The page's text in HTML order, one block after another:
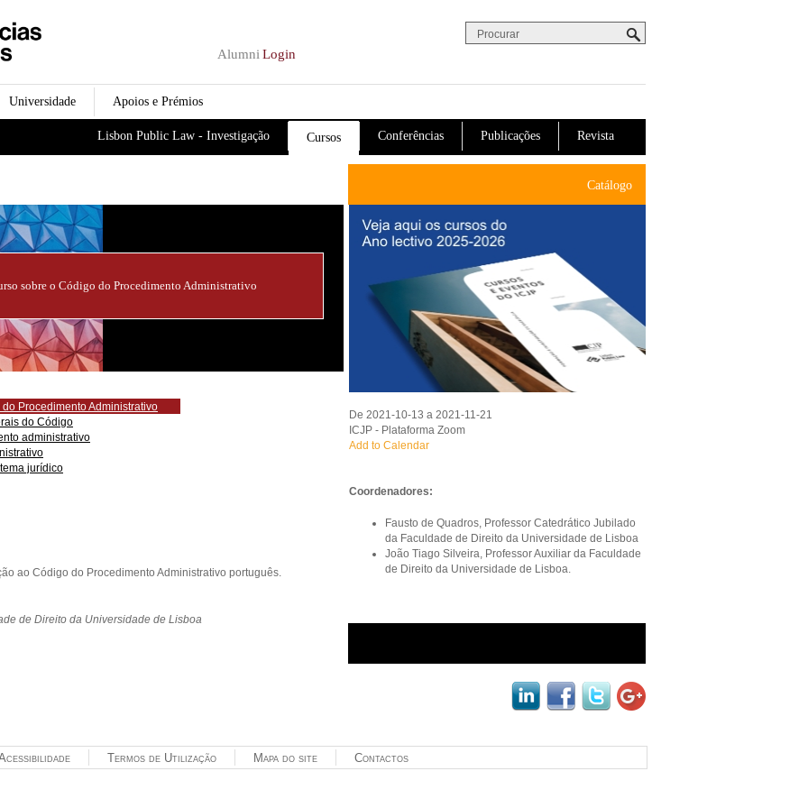
Alumni Login
Formulário de procura
Apoios e Prémios
Universidade
Revista
Publicações
Conferências
Cursos
Lisbon Public Law - Investigação
sobre o Código do Procedimento Administrativo
Procedimento Administrativo
do Código
administrativo
jurídico
ao Código do Procedimento Administrativo português.
de Direito da Universidade de Lisboa
Catálogo
De 2021-10-13 a 2021-11-21
ICJP - Plataforma Zoom
Add to Calendar
Coordenadores:
Fausto de Quadros, Professor Catedrático Jubilado
da Faculdade de Direito da Universidade de Lisboa
João Tiago Silveira, Professor Auxiliar da Faculdade
de Direito da Universidade de Lisboa.
Contactos
Mapa do site
Termos de Utilização